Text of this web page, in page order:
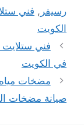
رسيفر , فني
الكويت
في الكويت
صيانة مضخات